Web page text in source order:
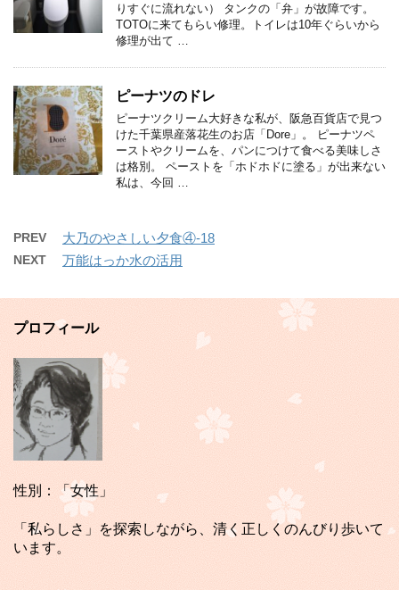
りすぐに流れない） タンクの「弁」が故障です。
TOTOに来てもらい修理。トイレは10年ぐらいから
修理が出て …
ピーナツのドレ
ピーナツクリーム大好きな私が、阪急百貨店で見つ
けた千葉県産落花生のお店「Dore」。 ピーナツペ
ーストやクリームを、パンにつけて食べる美味しさ
は格別。 ペーストを「ホドホドに塗る」が出来ない
私は、今回 …
PREV 大乃のやさしい夕食④-18
NEXT 万能はっか水の活用
プロフィール
性別：「女性」
「私らしさ」を探索しながら、清く正しくのんびり歩いて
います。